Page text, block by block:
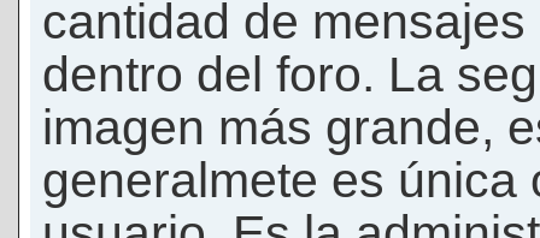
cantidad de
dentro del foro. La
imagen más grande,
generalmete es única